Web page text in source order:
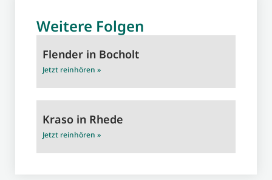
Weitere Folgen
Flender in Bocholt
Jetzt reinhören »
Kraso in Rhede
Jetzt reinhören »